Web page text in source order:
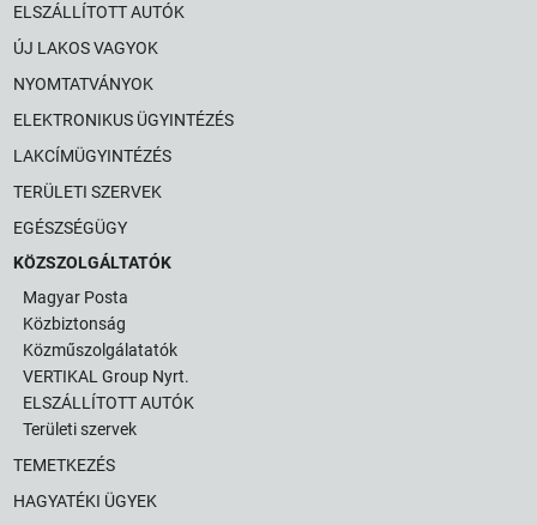
ELSZÁLLÍTOTT AUTÓK
ÚJ LAKOS VAGYOK
NYOMTATVÁNYOK
ELEKTRONIKUS ÜGYINTÉZÉS
LAKCÍMÜGYINTÉZÉS
TERÜLETI SZERVEK
EGÉSZSÉGÜGY
KÖZSZOLGÁLTATÓK
Magyar Posta
Közbiztonság
Közműszolgálatatók
VERTIKAL Group Nyrt.
ELSZÁLLÍTOTT AUTÓK
Területi szervek
TEMETKEZÉS
HAGYATÉKI ÜGYEK